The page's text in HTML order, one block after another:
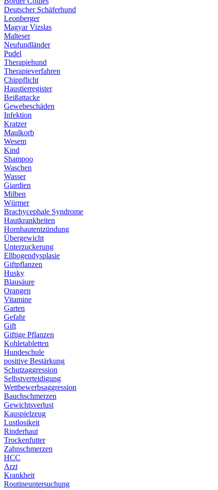
Deutscher Schäferhund
Leonberger
Magyar Vizslas
Malteser
Neufundländer
Pudel
Therapiehund
Therapieverfahren
Chippflicht
Haustierregister
Beißattacke
Gewebeschäden
Infektion
Kratzer
Maulkorb
Wesem
Kind
Shampoo
Waschen
Wasser
Giardien
Milben
Würmer
Brachycephale Syndrome
Hautkrankheiten
Hornhautentzündung
Übergewicht
Unterzuckerung
Ellbogendysplasie
Giftpflanzen
Husky
Blausäure
Orangen
Vitamine
Garten
Gefahr
Gift
Giftige Pflanzen
Kohletabletten
Hundeschule
positive Bestärkung
Schutzaggression
Selbstverteidigung
Wettbewerbsaggression
Bauchschmerzen
Gewichtsverlust
Kauspielzeug
Lustlosikeit
Rinderhaut
Trockenfutter
Zahnschmerzen
HCC
Arzt
Krankheit
Routineuntersuchung